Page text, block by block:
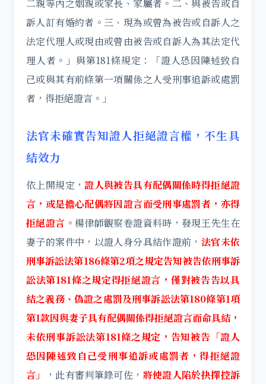
二親等內之姻親或家長、家屬者。二、與被告或自
訴人訂有婚約者。三、現為或曾為被告或自訴人之
法定代理人或現由或曾由被告或自訴人為其法定代
理人者。」與第181條規定：「證人恐因陳述致自
己或與其有前條第一項關係之人受刑事追訴或處罰
者，得拒絕證言。」
法官未確實告知證人拒絕證言權，不生具
結效力
依上開規定，證人與被告具有配偶關係時得拒絕證
言，或是擔心配偶將因證言而受刑事處罰者，亦得
拒絕證言 。 楊律師觀察卷證資料時，發現王先生在
妻子的案件中，以證人身分具結作證前， 法官未依
刑事訴訟法第186條第2項之規定告知被告依刑事訴
訟法第181條之規定得拒絕證言，僅對被告告以具
結之義務、偽證之處罰及刑事訴訟法第180條第1項
第1款因與妻子具有配偶關係得拒絕證言而命具結，
未依刑事訴訟法第181條之規定，告知被告「證人
恐因陳述致自己受刑事追訴或處罰者，得拒絕證
言」
，此有審判筆錄可佐， 將使證人陷於抉擇控訴